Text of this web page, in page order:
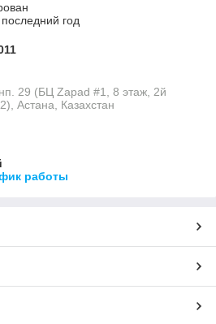
год
29 (БЦ Zapad #1, 8 этаж, 2й
Астана, Казахстан
работы